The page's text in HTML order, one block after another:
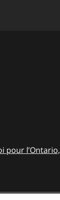
pour l’Ontario,